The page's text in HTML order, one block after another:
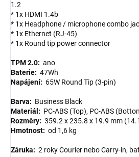
1.2
* 1x HDMI 1.4b
* 1x Headphone / microphone combo
* 1x Ethernet (RJ-45)
* 1x Round tip power connector
TPM 2.0: ano
Baterie: 47Wh
Napájení: 65W Round Tip (3-pin)
Barva: Business Black
Materiál: PC-ABS (Top), PC-ABS
Rozměry: 359.2 x 235.8 x 19.9 mm
Hmotnost: od 1,6 kg
Záruka: 2 roky Courier nebo Carry-in,